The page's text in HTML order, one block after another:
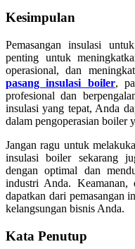
Kesimpulan
Pemasangan insulasi
penting untuk
operasional, dan
pasang insulasi boiler,
profesional dan
insulasi yang tepat, Anda
dalam pengoperasian boiler
Jangan ragu untuk
insulasi boiler sekarang
dengan optimal dan
industri Anda. Keamanan,
dapatkan dari pemasangan
kelangsungan bisnis Anda.
Kata Penutup